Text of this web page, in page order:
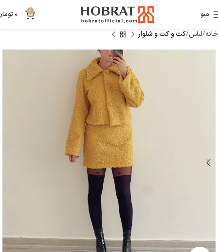
منو 0
0
خانه لباس کت و کت و شلوار